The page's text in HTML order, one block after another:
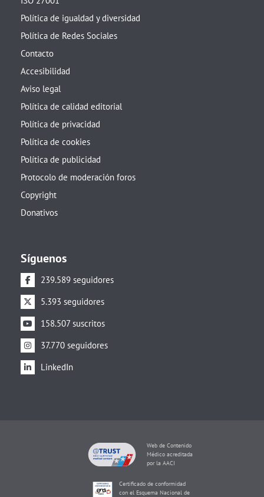
Política de igualdad y diversidad
Política de Redes Sociales
Contacto
Accesibilidad
Aviso legal
Política de calidad editorial
Política de privacidad
Política de cookies
Política de publicidad
Protocolo de moderación foros
Copyright
Donativos
Síguenos
239.589 seguidores
5.393 seguidores
158.507 suscritos
37.770 seguidores
LinkedIn
Web de Contenido
Médico acreditada
por la AACI
Certificado de conformidad
con el Esquema Nacional de